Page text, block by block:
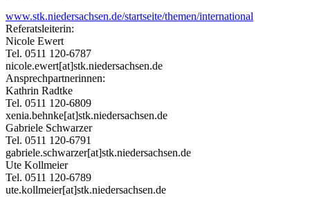
www.stk.niedersachsen.de/startseite/themen/international
Referatsleiterin:
Nicole Ewert
Tel. 0511 120-6787
nicole.ewert[at]stk.niedersachsen.de
Ansprechpartnerinnen:
Kathrin Radtke
Tel. 0511 120-6809
xenia.behnke[at]stk.niedersachsen.de
Gabriele Schwarzer
Tel. 0511 120-6791
gabriele.schwarzer[at]stk.niedersachsen.de
Ute Kollmeier
Tel. 0511 120-6789
ute.kollmeier[at]stk.niedersachsen.de